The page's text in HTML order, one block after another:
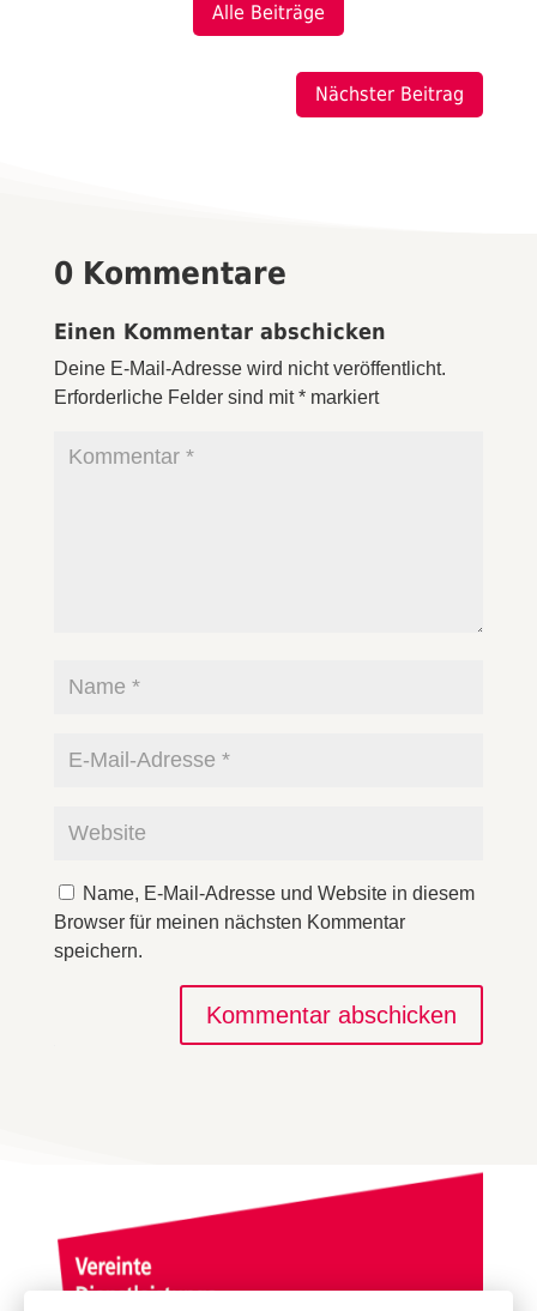
Alle Beiträge
Nächster Beitrag
0 Kommentare
Einen Kommentar abschicken
Deine E-Mail-Adresse wird nicht veröffentlicht.
Erforderliche Felder sind mit*markiert
Name, E-Mail-Adresse und Website in diesem
Browser für meinen nächsten Kommentar
speichern.
Kommentar abschicken